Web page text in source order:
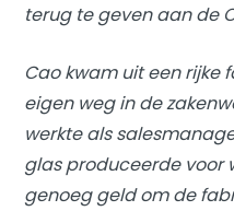
terug te geven aan de
Cao kwam uit een rijke
eigen weg in de
werkte als
glas produceerde voor
genoeg geld om de